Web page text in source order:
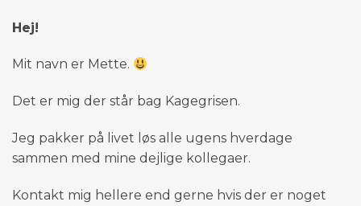
Hej!
Mit navn er Mette.
Det er mig der står bag Kagegrisen.
Jeg pakker på livet løs alle ugens hverdage
sammen med mine dejlige kollegaer.
Kontakt mig hellere end gerne hvis der er noget